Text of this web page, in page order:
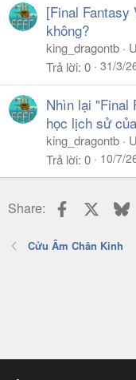
[Final
không?
king_dragontb
Trả lời 0 31/3/
Nhìn lại "Final
học lịch sử
king_dragontb
Trả lời 0 10/7/
Share: Facebook
Cửu Âm Chân Kinh